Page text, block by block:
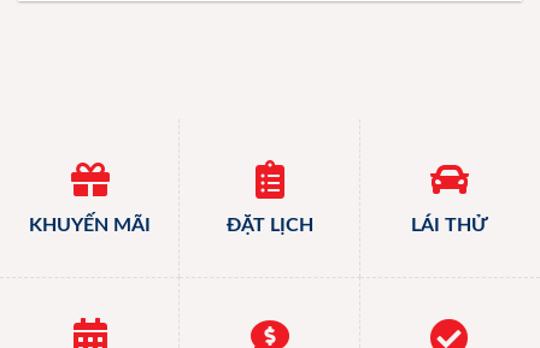
KHUYẾN MÃI ĐẶT LỊCH LÁI THỬ